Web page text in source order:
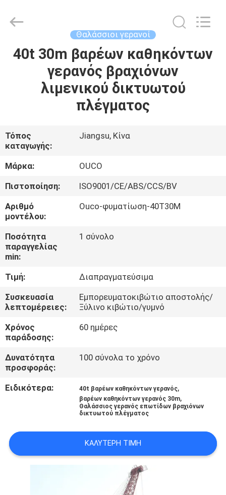
ΣΠΊΤΙ
ΠΡΟΪΌΝΤΑ
ΕΜΦΆΝΙΣΗ
VR
ΣΧΕΤΙΚΆ
ΜΕ
ΕΜΆΣ
ΣΤΟ
ΕΡΓΟΣΤΆΣΙΟ
ΈΛΕΓΧΟΣ
ΠΟΙΌΤΗΤΑΣ
ΕΙΔΉΣΕΙΣ
CONTACT
GROUP
Reserved.
Θαλάσσιοι γερανοί
40t 30m βαρέων καθηκόντων
γερανός βραχιόνων
λιμενικού δικτυωτού
πλέγματος
Τόπος
καταγωγής:
Jiangsu, Κίνα
Μάρκα:
OUCO
Πιστοποίηση:
ISO9001/CE/ABS/CCS/BV
Αριθμό
μοντέλου:
Ouco-φυματίωση-40T30M
Ποσότητα
παραγγελίας
min:
1 σύνολο
Τιμή:
Διαπραγματεύσιμα
Συσκευασία
λεπτομέρειες:
Εμπορευματοκιβώτιο αποστολής/
Ξύλινο κιβώτιο/γυμνό
Χρόνος
παράδοσης:
60 ημέρες
Δυνατότητα
προσφοράς:
100 σύνολα το χρόνο
Ειδικότερα: 40t βαρέων καθηκόντων γερανός,
βαρέων καθηκόντων γερανός 30m,
Θαλάσσιος γερανός επωτίδων βραχιόνων
δικτυωτού πλέγματος
ΚΑΛΎΤΕΡΗ ΤΙΜΉ